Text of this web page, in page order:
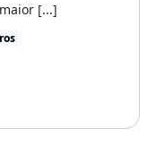
de serviço
[...]